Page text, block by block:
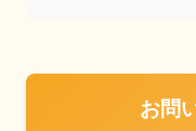
お問